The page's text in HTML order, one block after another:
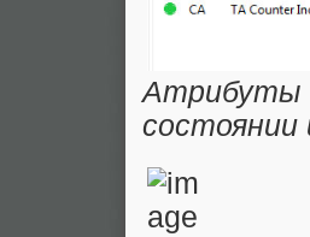
Атрибуты
состоянии